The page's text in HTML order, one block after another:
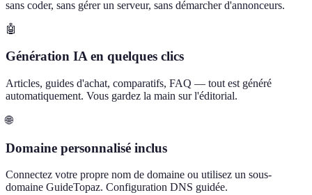
sans coder, sans gérer un serveur, sans démarcher d'annonceurs.
🤖
Génération IA en quelques clics
Articles, guides d'achat, comparatifs, FAQ — tout est généré
automatiquement. Vous gardez la main sur l'éditorial.
🌐
Domaine personnalisé inclus
Connectez votre propre nom de domaine ou utilisez un sous-
domaine GuideTopaz. Configuration DNS guidée.